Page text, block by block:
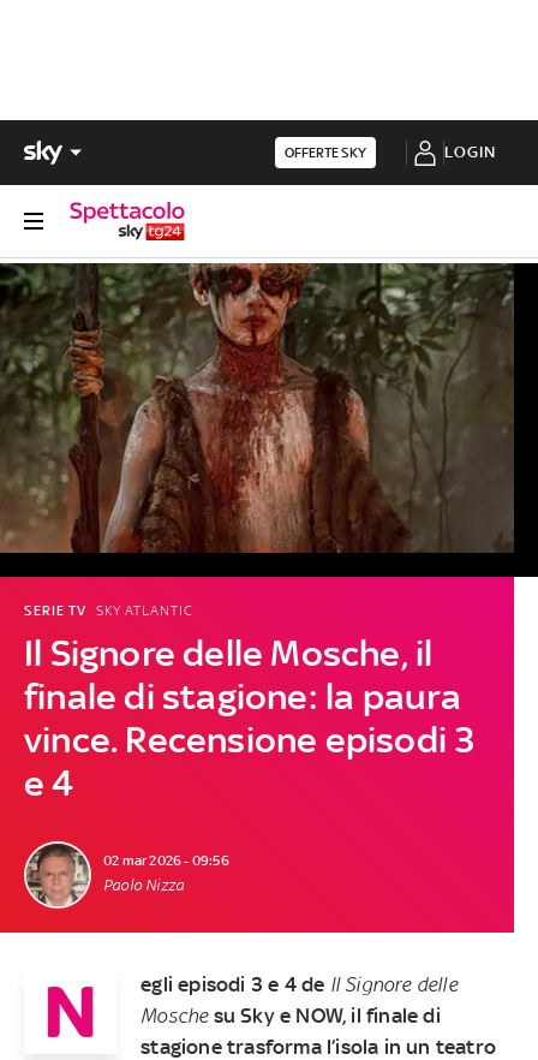
OFFERTE SKY LOGIN
Il Signore delle Mosche, il
finale di stagione: la paura
vince. Recensione episodi 3
e 4
SERIE TV SKY ATLANTIC
02 mar 2026 - 09:56
Paolo Nizza
N egli episodi 3 e 4 de Il Signore delle
Moschesu Sky e NOW, il finale di
stagione trasforma l’isola in un teatro